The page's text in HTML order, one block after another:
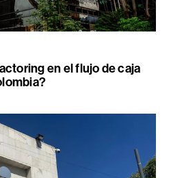
en el flujo de caja